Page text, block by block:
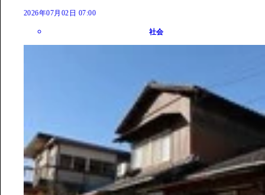
2026年07月02日 07:00
社会